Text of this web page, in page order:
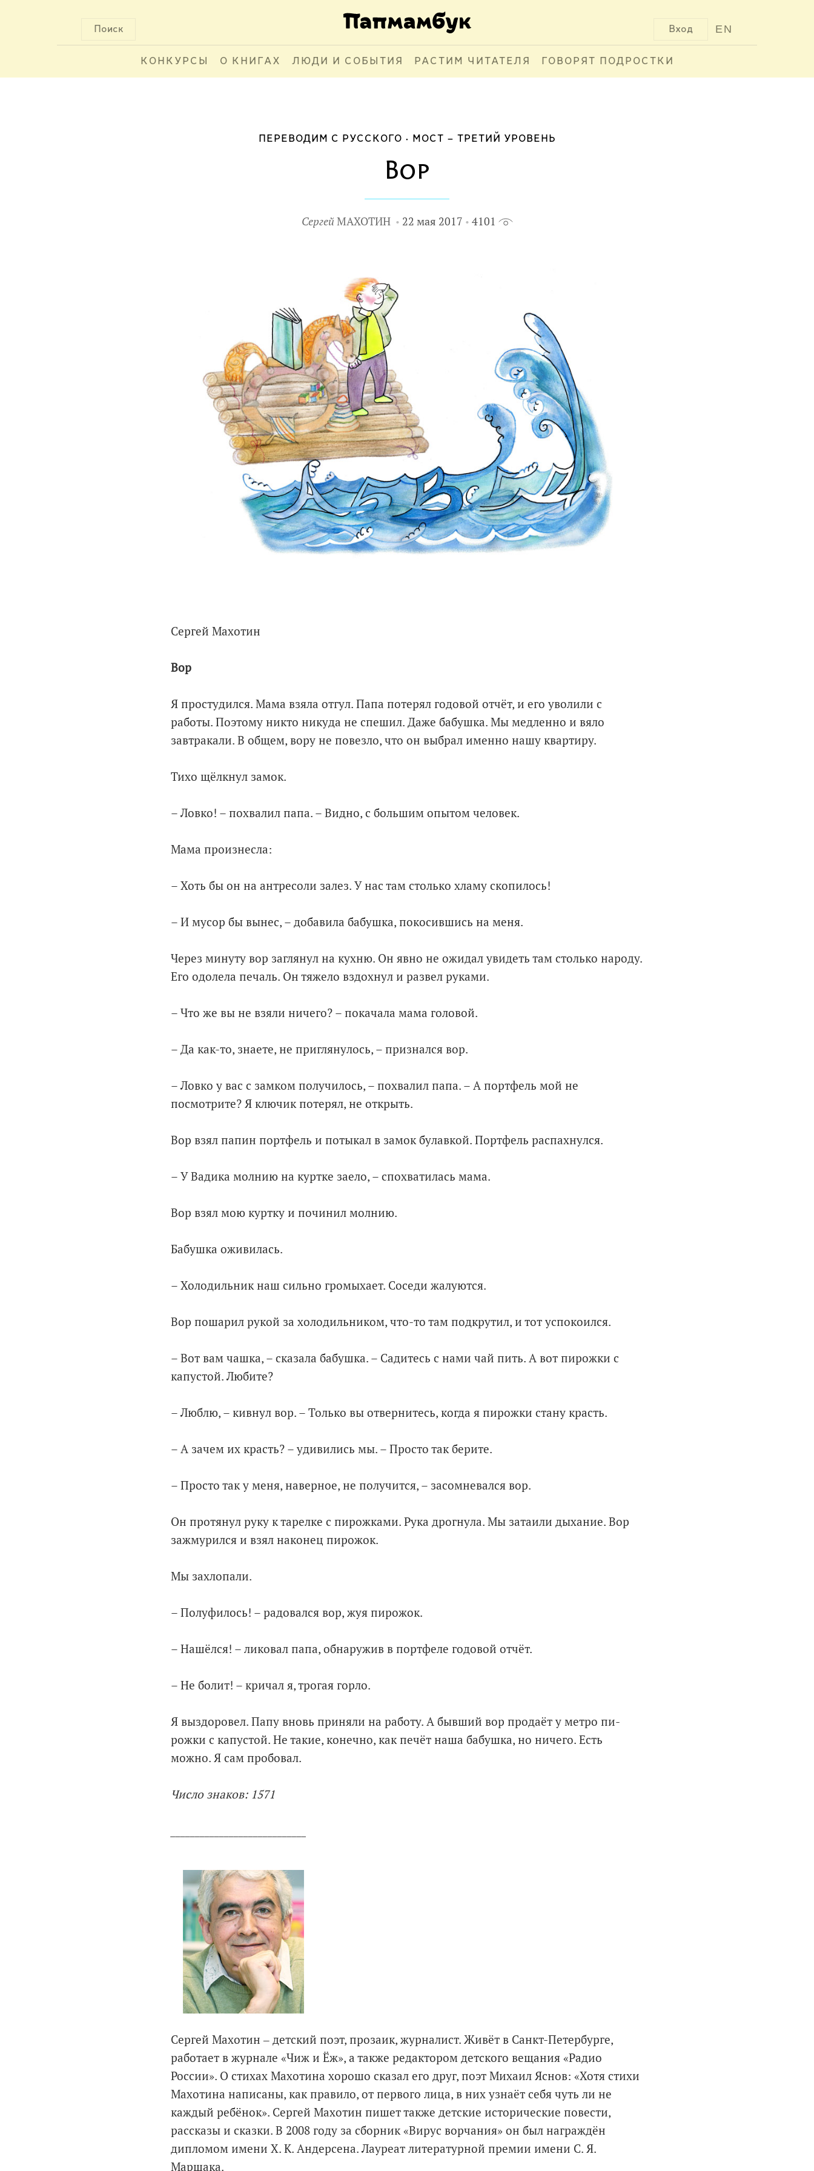
Поиск EN
Вход
КОНКУРСЫ О КНИГАХ ЛЮДИ И СОБЫТИЯ РАСТИМ ЧИТАТЕЛЯ ГОВОРЯТ ПОДРОСТКИ
ПЕРЕВОДИМ С РУССКОГО МОСТ – ТРЕТИЙ УРОВЕНЬ
Вор
Сергей МАХОТИН 22 мая 2017 4101
Сергей Махотин
Вор
Я простудился. Мама взяла отгул. Папа потерял годовой отчёт, и его уволили с
работы. Поэтому никто никуда не спешил. Даже бабушка. Мы медленно и вяло
завтракали. В общем, вору не повезло, что он выбрал именно нашу квартиру.
Тихо щёлкнул замок.
– Ловко! – похвалил папа. – Видно, с большим опытом человек.
Мама произнесла:
– Хоть бы он на антресоли залез. У нас там столько хламу скопилось!
– И мусор бы вынес, – добавила бабушка, покосившись на меня.
Через минуту вор заглянул на кухню. Он явно не ожидал увидеть там столько народу.
Его одолела печаль. Он тяжело вздохнул и развел руками.
– Что же вы не взяли ничего? – покачала мама головой.
– Да как-то, знаете, не приглянулось, – признался вор.
– Ловко у вас с замком получилось, – похвалил папа. – А портфель мой не
посмотрите? Я ключик потерял, не открыть.
Вор взял папин портфель и потыкал в замок булавкой. Портфель распахнулся.
– У Вадика молнию на куртке заело, – спохватилась мама.
Вор взял мою куртку и починил молнию.
Бабушка оживилась.
– Холодильник наш сильно громыхает. Соседи жалуются.
Вор пошарил рукой за холодильником, что-то там подкрутил, и тот успокоился.
– Вот вам чашка, – сказала бабушка. – Садитесь с нами чай пить. А вот пирожки с
капустой. Любите?
– Люблю, – кивнул вор. – Только вы отвернитесь, когда я пирожки стану красть.
– А зачем их красть? – удивились мы. – Просто так берите.
– Просто так у меня, наверное, не получится, – засомневался вор.
Он протянул руку к тарелке с пирожками. Рука дрогнула. Мы затаили дыхание. Вор
зажмурился и взял наконец пирожок.
Мы захлопали.
– Полуфилось! – радовался вор, жуя пирожок.
– Нашёлся! – ликовал папа, обнаружив в портфеле годовой отчёт.
– Не болит! – кричал я, трогая горло.
Я выздоровел. Папу вновь приняли на работу. А бывший вор продаёт у метро пи-
рожки с капустой. Не такие, конечно, как печёт наша бабушка, но ничего. Есть
можно. Я сам пробовал.
Число знаков: 1571
Сергей Махотин ‒ детский поэт, прозаик, журналист. Живёт в Санкт-Петербурге,
работает в журнале «Чиж и Ёж», а также редактором детского вещания «Радио
России». О стихах Махотина хорошо сказал его друг, поэт Михаил Яснов: «Хотя стихи
Махотина написаны, как правило, от первого лица, в них узнаёт себя чуть ли не
каждый ребёнок». Сергей Махотин пишет также детские исторические повести,
рассказы и сказки. В 2008 году за сборник «Вирус ворчания» он был награждён
дипломом имени Х. К. Андерсена. Лауреат литературной премии имени С. Я.
Маршака.